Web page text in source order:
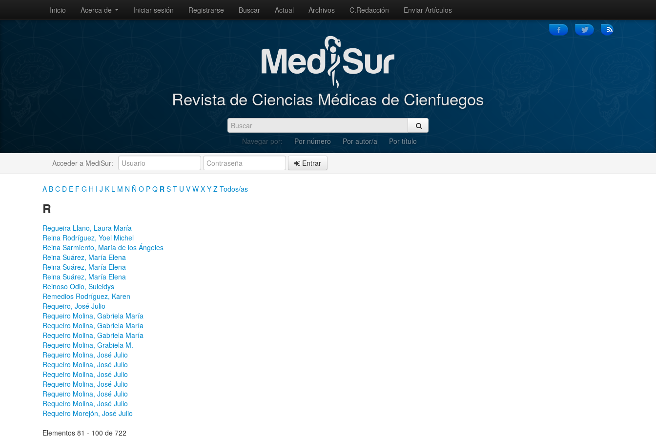
Inicio Acerca de Iniciar sesión Registrarse Buscar Actual Archivos C.Redacción Enviar Artículos
Revista de Ciencias Médicas de Cienfuegos
Navegar por: Por número Por autor/a Por título
Acceder a MediSur: Entrar
A B C D E F G H I J K L M N Ñ O P Q R S T U V W X Y Z Todos/as
R
Regueira Llano, Laura María
Reina Rodríguez, Yoel Michel
Reina Sarmiento, María de los Ángeles
Reina Suárez, María Elena
Reina Suárez, María Elena
Reina Suárez, María Elena
Reinoso Odio, Suleidys
Remedios Rodríguez, Karen
Requeiro, José Julio
Requeiro Molina, Gabriela María
Requeiro Molina, Gabriela María
Requeiro Molina, Gabriela María
Requeiro Molina, Grabiela M.
Requeiro Molina, José Julio
Requeiro Molina, José Julio
Requeiro Molina, José Julio
Requeiro Molina, José Julio
Requeiro Molina, José Julio
Requeiro Molina, José Julio
Requeiro Morejón, José Julio
Elementos 81 - 100 de 722